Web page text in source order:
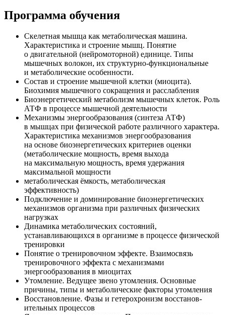
Программа обучения
Скелетная мышца как метаболическая машина.
Характеристика и строение мышц. Понятие
о двигательной (нейромоторной) единице. Типы
мышечных волокон, их структурно-функциональ­ные
и метаболические особенности.
Состав и строение мышечной клетки (миоцита).
Биохимия мышечного сокращения и расслабления
Биоэнергетический метаболизм мышечных клеток. Роль
АТФ в процессе мышечной деятельности
Механизмы энергообразова­ния (синтеза АТФ)
в мышцах при физической работе различного характера.
Характеристика механизмов энергообразова­ния
на основе биоэнергетических критериев оценки
(метаболические мощность, время выхода
на максимальную мощность, время удержания
максимальной мощности
метаболическая ёмкость, метаболическая
эффективность)
Подключение и доминирование биоэнергетических
механизмов организма при различных физических
нагрузках
Динамика метаболических состояний,
устанавливающихся в организме в процессе физической
тренировки
Понятие о тренировочном эффекте. Взаимосвязь
тренировочного эффекта с механизмами
энергообразова­ния в миоцитах
Утомление. Ведущее звено утомления. Основные
причины, типы и метаболические факторы утомления
Восстанов­ление. Фазы и гетерохронизм восстанов­
ительных процессов